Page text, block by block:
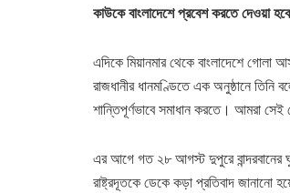
কাউকে বাংলাদেশে প্রবেশ করতে দেওয়া
এদিকে মিয়ানমার থেকে বাংলাদেশে গোলা
রাজধানীর ধানমণ্ডিতে এক অনুষ্ঠানে তিনি
শান্তিপূর্ণভাবে সমাধান করতে। আমরা
এর আগে গত ২৮ আগস্ট দুপুরে বান্দরবানের
রাষ্ট্রদূতকে ডেকে কড়া প্রতিবাদ জানানো